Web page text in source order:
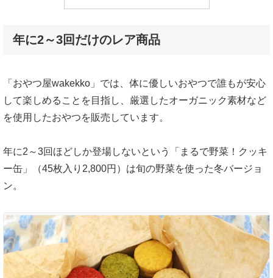
年に2～3回だけのレア商品
「おやつ屋wakekko」では、体に優しいおやつで誰もが安心
して楽しめることを目指し、厳選したオーガニック素材など
を使用したおやつを販売しています。
年に2～3回ほどしか登場しないという「まるで野菜！クッキ
ー缶」（45枚入り2,800円）は旬の野菜を使った冬バージョ
ン。